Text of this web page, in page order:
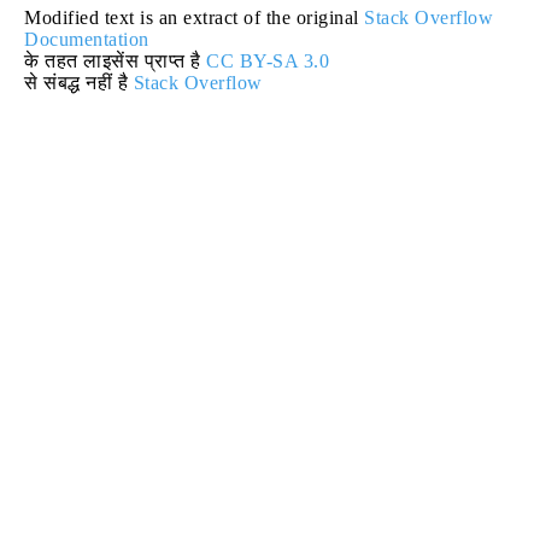
Modified text is an extract of the original Stack Overflow
Documentation
के तहत लाइसेंस प्राप्त है CC BY-SA 3.0
से संबद्ध नहीं है Stack Overflow